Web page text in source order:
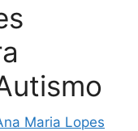
Maria Lopes